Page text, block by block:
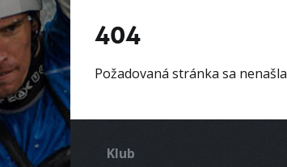
404
Požadovaná stránka sa nenašla
Klub